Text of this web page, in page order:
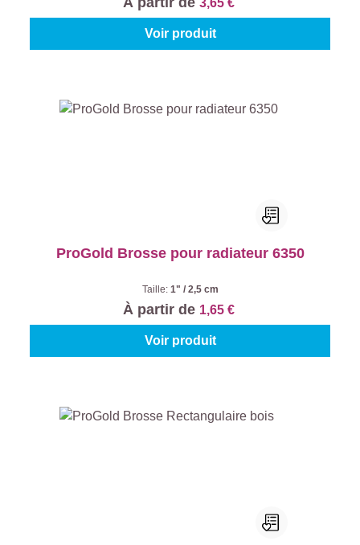
3,65 €
Voir produit
ProGold Brosse pour radiateur 6350
Taille: 1" / 2,5 cm
À partir de 1,65 €
Voir produit